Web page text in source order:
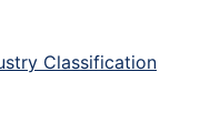
Classification